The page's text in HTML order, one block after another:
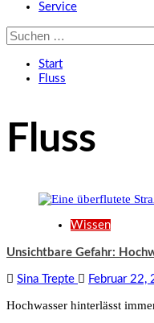
Service
Suche
nach:
Start
Fluss
Fluss
Wissen
Unsichtbare Gefahr:
Sina Trepte Februar 22,
Hochwasser hinterlässt